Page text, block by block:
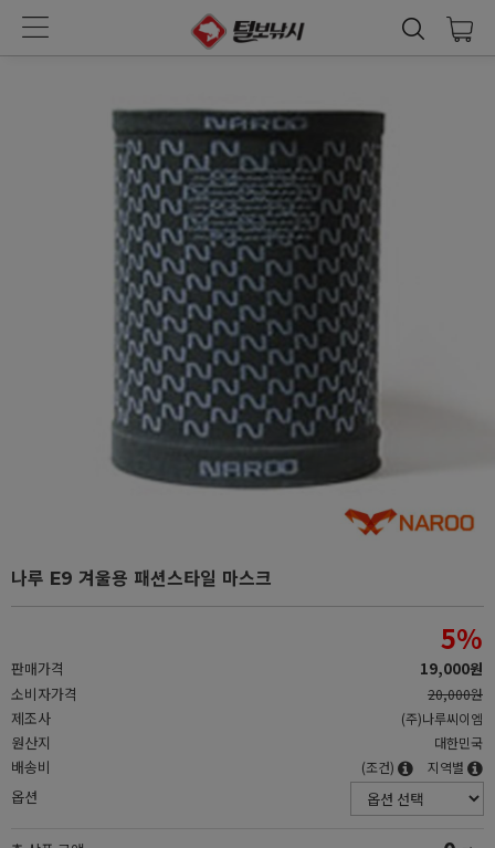
나루 E9 겨울용 패션스타일 마스크
판매가격
5%
19,000원
소비자가격
20,000원
제조사 (주)나루씨이엠
원산지 대한민국
배송비 (조건) 지역별
옵션